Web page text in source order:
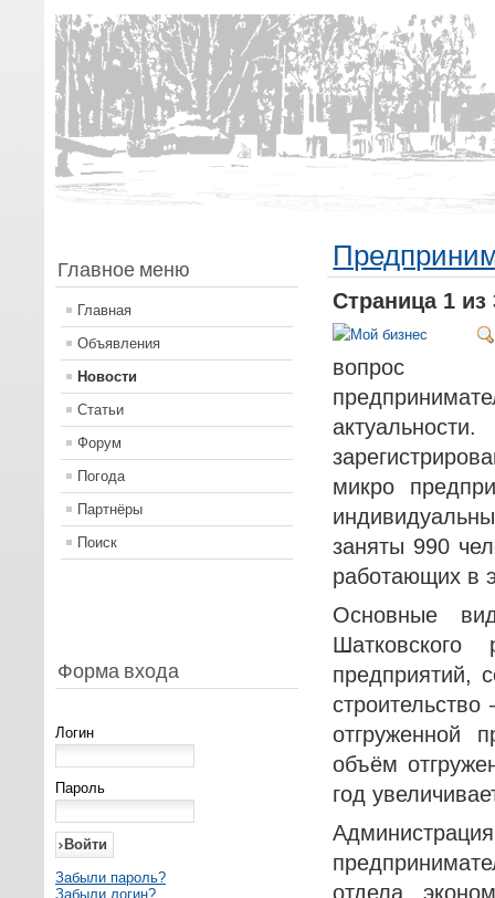
Главное меню
Главная
Объявления
Новости
Статьи
Форум
Погода
Партнёры
Поиск
Форма входа
Логин
Пароль
Забыли пароль?
Забыли логин?
Страница 1 из
вопрос
микро
заняты 990
работающих в
Основные
предприятий,
отгруженной
объём
год
отдела